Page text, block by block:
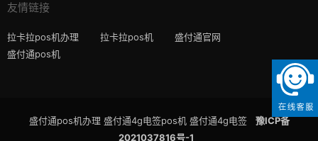
友情链接
拉卡拉pos机办理 拉卡拉pos机
盛付通官网
盛付通pos机
盛付通pos机办理 盛付通4g电签pos机 盛付通4g电签 豫ICP备
2021037816号-1